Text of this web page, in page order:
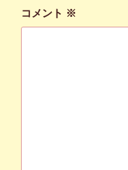
コメント ※